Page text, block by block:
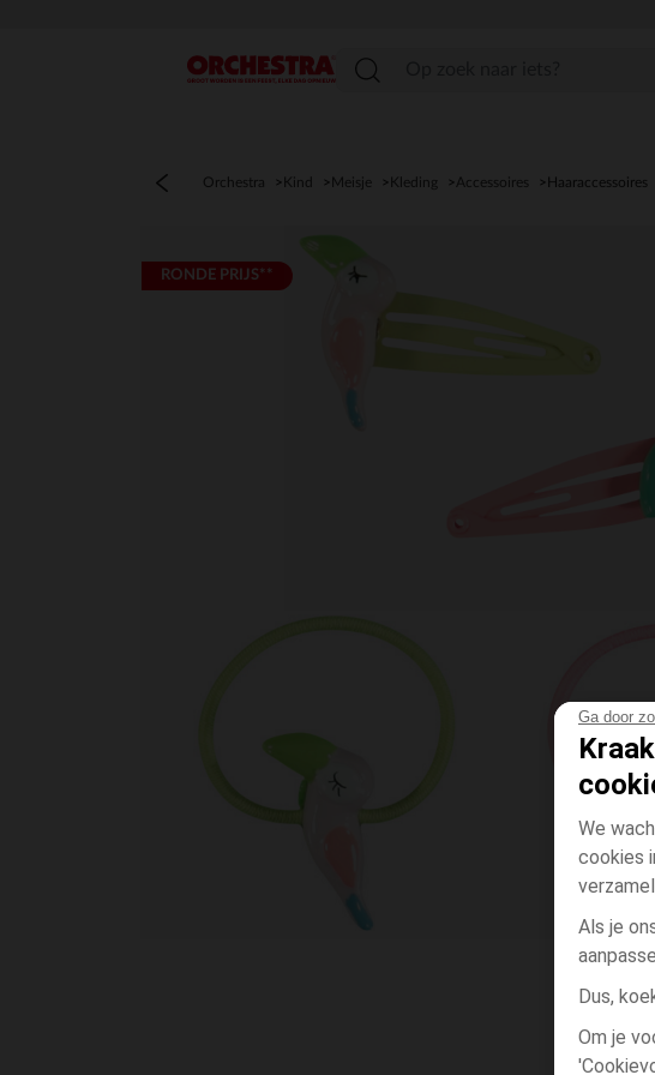
Ga door
We
cookies
Als je
Dus,
Om je
menu
Orchestra Kind Meisje Kleding Accessoires Haaraccessoires
RONDE PRIJS**